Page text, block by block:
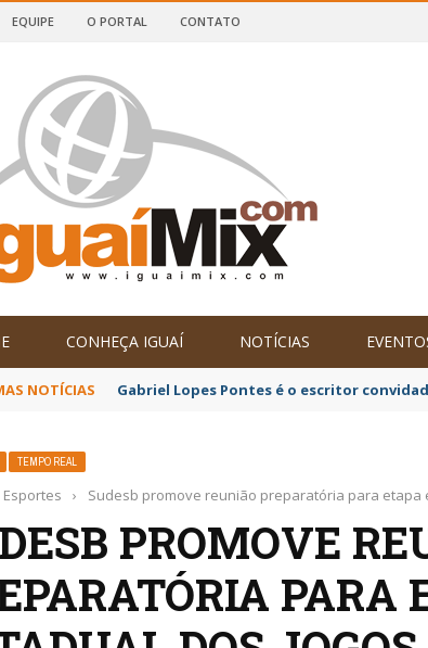
BAHIA
EQUIPE O PORTAL CONTATO
CONHEÇA IGUAÍ NOTÍCIAS
NOTÍCIAS Após reunião da APLB Sindicato,
TEMPO REAL
Esportes › Sudesb promove reunião preparatória para etapa
PROMOVE
PARA